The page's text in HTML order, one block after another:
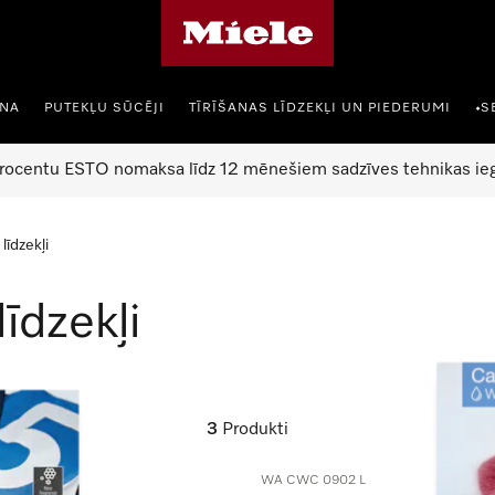
PUTEKĻU SŪCĒJI TĪRĪŠANAS LĪDZEKĻI UN PIEDERUMI •
ESTO nomaksa līdz 12 mēnešiem sadzīves tehnikas
līdzekļi
3 Produkti
WA CWC 0902 L